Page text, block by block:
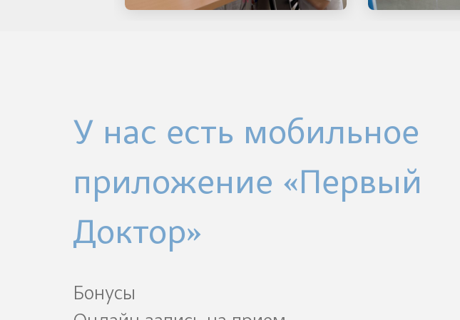
У нас есть мобильное
приложение «Первый
Доктор»
Бонусы